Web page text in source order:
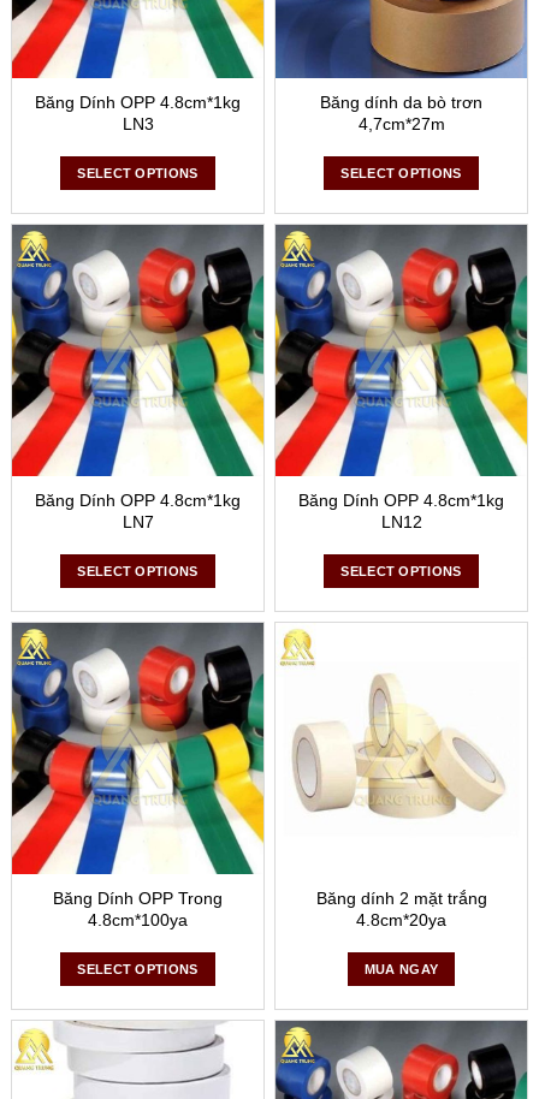
Băng Dính OPP 4.8cm*1kg
LN3
SELECT OPTIONS
Băng dính da bò trơn
4,7cm*27m
SELECT OPTIONS
Băng Dính OPP 4.8cm*1kg
LN7
SELECT OPTIONS
Băng Dính OPP 4.8cm*1kg
LN12
SELECT OPTIONS
Băng Dính OPP Trong
4.8cm*100ya
SELECT OPTIONS
Băng dính 2 mặt trắng
4.8cm*20ya
MUA NGAY